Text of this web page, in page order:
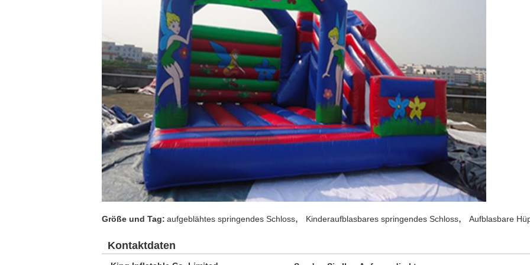
Größe und Tag: aufgeblähtes springendes Schloss, Kinderaufblasbares springendes Schloss, Aufblasbare
Kontaktdaten